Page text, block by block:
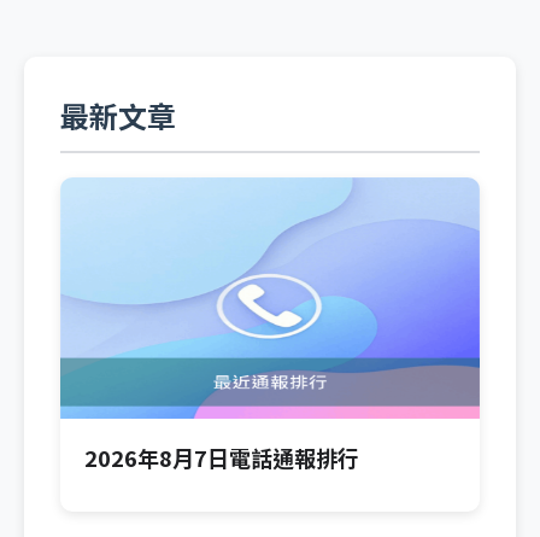
最新文章
2026年8月7日電話通報排行